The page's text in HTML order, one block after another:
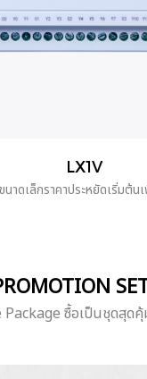
LX1V
าดเล็กราคาประหยัดเริ่มต้
ซื้อเป็นชุดสุดคุ้